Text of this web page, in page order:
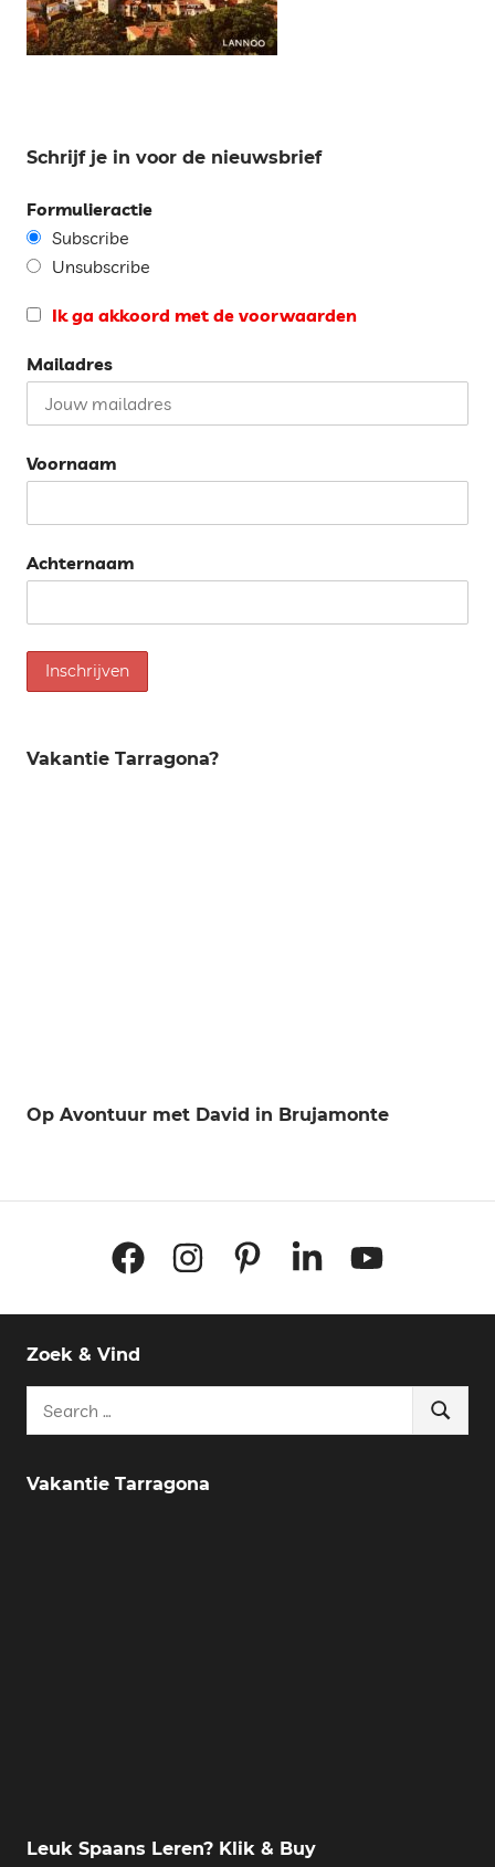
Schrijf je in voor de nieuwsbrief
Formulieractie
Subscribe
Unsubscribe
Ik ga akkoord met de voorwaarden
Mailadres
Voornaam
Achternaam
Vakantie Tarragona?
Op Avontuur met David in Brujamonte
FacebookInstagramPinterestLinkedInYouTube
Zoek & Vind
Search
Vakantie Tarragona
Leuk Spaans Leren? Klik & Buy